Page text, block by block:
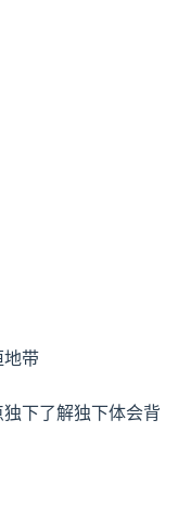
地带
下了解独下体会背